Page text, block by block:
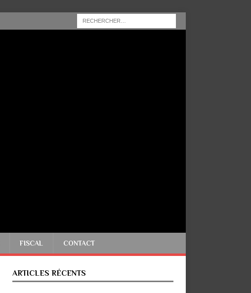
FISCAL CONTACT
ARTICLES RÉCENTS